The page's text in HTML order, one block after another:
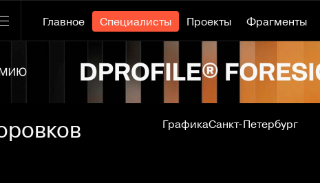
Главное Специалисты Проекты Фрагменты
ГрафикаСанкт-Петербург